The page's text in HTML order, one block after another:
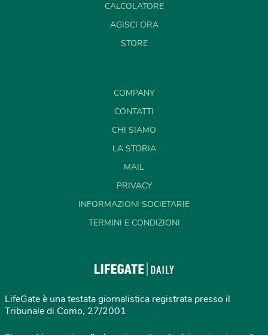
CALCOLATORE
AGISCI ORA
STORE
COMPANY
CONTATTI
CHI SIAMO
LA STORIA
MAIL
PRIVACY
INFORMAZIONI SOCIETARIE
TERMINI E CONDIZIONI
LifeGate è una testata giornalistica registrata presso il
Tribunale di Como, 27/2001